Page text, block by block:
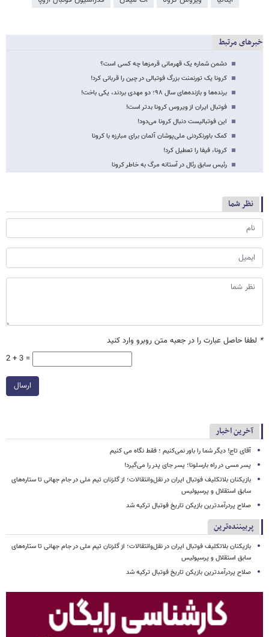
خبرهای مرتبط
دشمن شماره یک قهرمانی قرمزها چه کسی است؟
کرونا یک تورنمنت بزرگ فوتبالی در چین را قربانی کرد!
برنده‌ها و بازنده‌های سال ۹۸؛ دو مهدی بردند، یکی باخت!
فوتبال ایران از ویروس کرونا بدتر است!
این فوتبالیست دنبال کرونا می‌دود!
کمک باورنکردنی ملی‌پوشان آلمان برای مبارزه با کرونا
کرونا، فیفا را تعطیل کرد!
رئیس سابق رئال در آستانه مرگ به خاطر کرونا
نظر شما
* لطفا حاصل عبارت را در جعبه متن روبرو وارد کنید
2 + 3 =
ارسال
آخرین اخبار
آقای تاج! دیگر شما را باور نمی‌کنیم ؛ فقط نگاه می کنیم
پسر مسی در راه بارسلونا؛ پسر جای پدر را می‌گیرد!
بازیکنان بلاتکلیف فوتبال ایران در نقل‌وانتقالات؛ از گلزنان تیم ملی در جام جهانی تا ستاره‌های
سابق استقلال و پرسپولیس
صلاح پردرآمدترین بازیکن تاریخ فوتبال ترکیه شد
پربیننده‌ترین
بازیکنان بلاتکلیف فوتبال ایران در نقل‌وانتقالات؛ از گلزنان تیم ملی در جام جهانی تا ستاره‌های
سابق استقلال و پرسپولیس
صلاح پردرآمدترین بازیکن تاریخ فوتبال ترکیه شد